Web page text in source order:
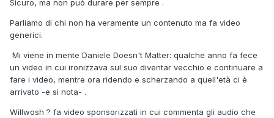
Sicuro, ma non può durare per sempre .
Parliamo di chi non ha veramente un contenuto ma fa video
generici.
Mi viene in mente Daniele Doesn't Matter: qualche anno fa fece
un video in cui ironizzava sul suo diventar vecchio e continuare a
fare i video, mentre ora ridendo e scherzando a quell'età ci è
arrivato -e si nota- .
Willwosh ? fa video sponsorizzati in cui commenta gli audio che